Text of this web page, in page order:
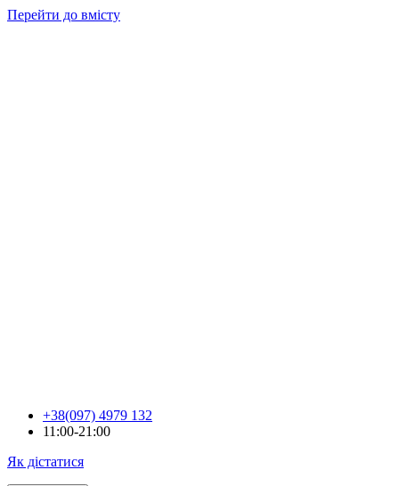
Перейти до вмісту
+38(097) 4979 132
11:00-21:00
Як дістатися